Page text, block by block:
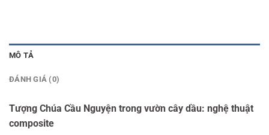
MÔ TẢ
ĐÁNH GIÁ (0)
Tượng Chúa Cầu Nguyện trong vườn cây dầu: nghệ thuật
composite